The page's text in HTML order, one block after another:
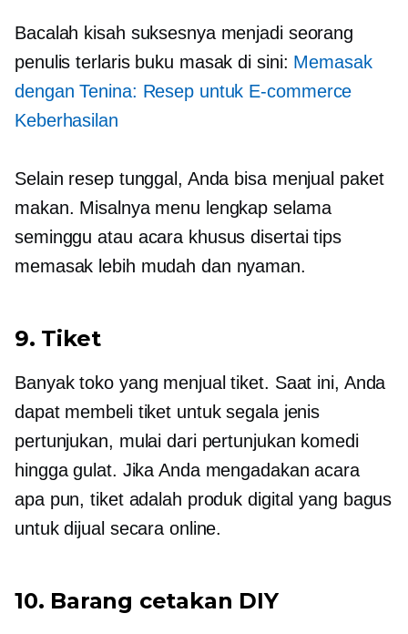
Bacalah kisah suksesnya menjadi seorang
penulisterlarisbuku masak di sini: Memasak
dengan Tenina: Resep untuk E-commerce
Keberhasilan
Selain resep tunggal, Anda bisa menjual paket
makan. Misalnya menu lengkap selama
seminggu atau acara khusus disertai tips
memasak lebih mudah dan nyaman.
9. Tiket
Banyak toko yang menjual tiket. Saat ini, Anda
dapat membeli tiket untuk segala jenis
pertunjukan, mulai dari pertunjukan komedi
hingga gulat. Jika Anda mengadakan acara
apa pun, tiket adalah produk digital yang bagus
untuk dijual secara online.
10. Barang cetakan DIY